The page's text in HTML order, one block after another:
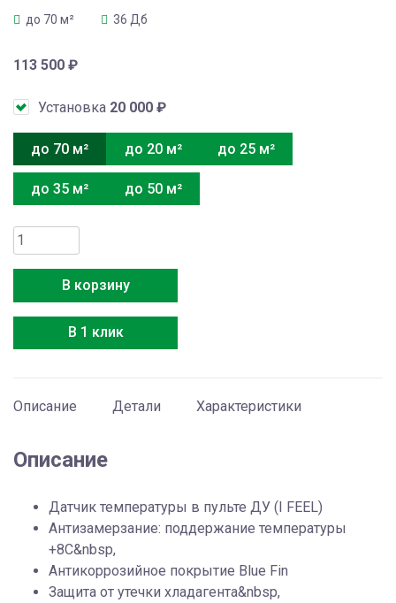
до 70 м² 36 Дб
113 500 ₽
Установка 20 000 ₽
до 70 м² до 20 м² до 25 м²
до 35 м² до 50 м²
Количество
товара
Kalashnikov
KVAC-
24IN-
FP1/KVAC-
В корзину
В 1 клик
Описание Детали Характеристики
Описание
Датчик температуры в пульте ДУ (I FEEL)
Антизамерзание: поддержание температуры
+8С&nbsp,
Антикоррозийное покрытие Blue Fin
Защита от утечки хладагента&nbsp,